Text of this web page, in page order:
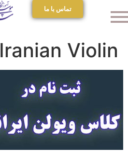
تماس با ما
Iranian Violin